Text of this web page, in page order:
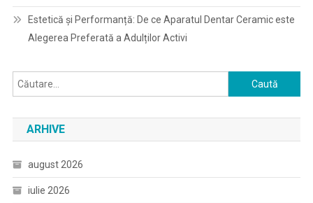
Estetică și Performanță: De ce Aparatul Dentar Ceramic este
Alegerea Preferată a Adulților Activi
Caută
după:
ARHIVE
august 2026
iulie 2026